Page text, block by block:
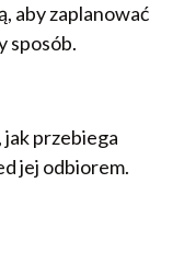
aby zaplanować
sposób.
przebiega
jej odbiorem.